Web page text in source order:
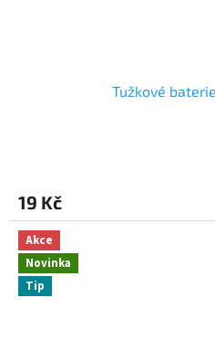
Tužkové
19 Kč
Akce
Novinka
Tip